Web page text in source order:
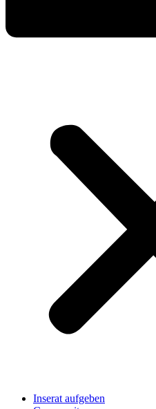
Inserat aufgeben